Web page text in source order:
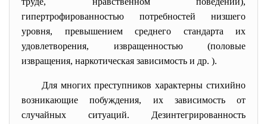
гипертрофированностью потребностей низшего
уровня, превышением среднего стандарта их
удовлетворения, извращенностью (половые
извращения, наркотическая зависимость и др. ).
Для многих преступников характерны стихийно
возникающие побуждения, их зависимость от
случайных ситуаций. Дезинтегрированность